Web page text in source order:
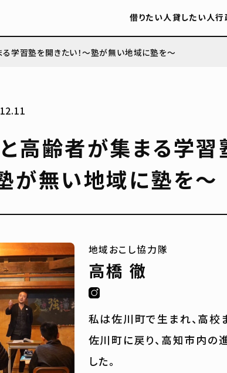
借りたい人貸したい人行
学習塾を開きたい！〜塾が無い地域に塾を〜
高齢者が集まる学習
が無い地域に塾を〜
地域おこし協力隊
高橋 徹
私は佐川町で生まれ、高校
佐川町に戻り、高知市内の
した。